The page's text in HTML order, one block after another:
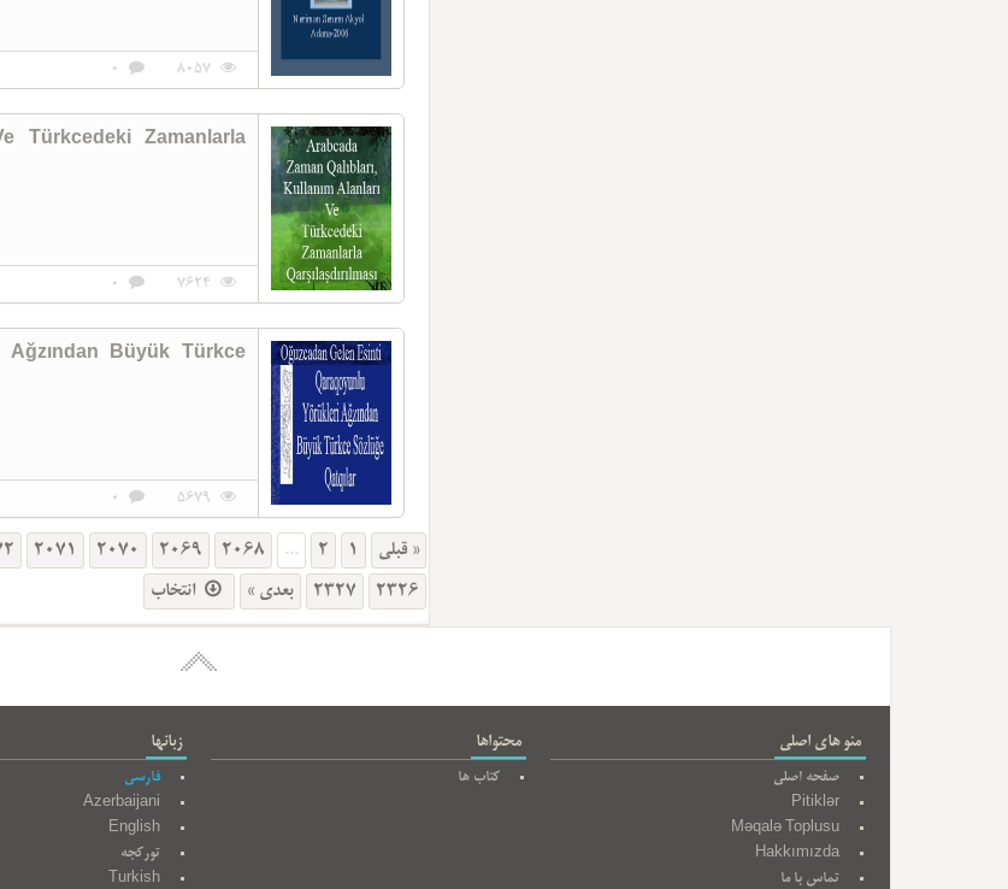
8057
0
Türkcedeki Zamanlarla
7624
0
Büyük Türkce
5679
0
« قبلی 1
2
...
2068
2069
2070
2071
2326
2327 بعدی » انتخاب
زبانها
فارسی
Azerbaijani
English
تورکجه
Turkish
محتواها
کتاب ها
منو های اصلی
صفحه اصلی
Pitiklər
Məqalə Toplusu
Hakkımızda
تماس با ما